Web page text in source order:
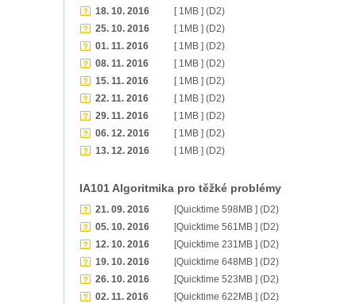
18. 10. 2016
[ 1MB ] (D2)
25. 10. 2016
[ 1MB ] (D2)
01. 11. 2016
[ 1MB ] (D2)
08. 11. 2016
[ 1MB ] (D2)
15. 11. 2016
[ 1MB ] (D2)
22. 11. 2016
[ 1MB ] (D2)
29. 11. 2016
[ 1MB ] (D2)
06. 12. 2016
[ 1MB ] (D2)
13. 12. 2016
[ 1MB ] (D2)
IA101 Algoritmika pro těžké problémy
21. 09. 2016
[Quicktime 598MB ] (D2)
05. 10. 2016
[Quicktime 561MB ] (D2)
12. 10. 2016
[Quicktime 231MB ] (D2)
19. 10. 2016
[Quicktime 648MB ] (D2)
26. 10. 2016
[Quicktime 523MB ] (D2)
02. 11. 2016
[Quicktime 622MB ] (D2)